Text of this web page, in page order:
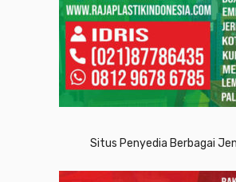
Situs Penyedia Berbagai